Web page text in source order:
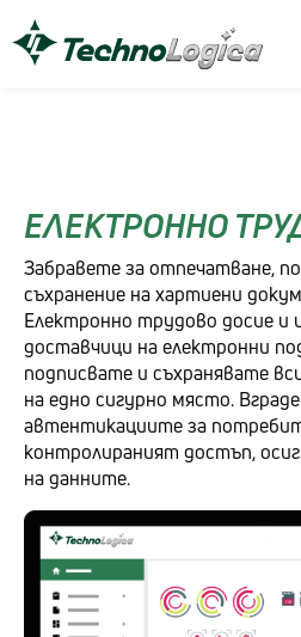
ЕЛЕКТРОННО
Забравете за отпечатване,
съхранение на хартиени
Електронно трудово досие и
доставчици на електронни
подписвате и съхранявате
на едно сигурно място.
автентикациите за
контролираният достъп,
на данните.